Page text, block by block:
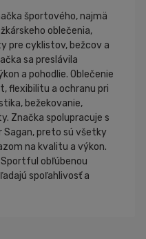
športového, najmä
oblečenia,
pre cyklistov, bežcov a
sa preslávila
a pohodlie. Oblečenie
flexibilitu a ochranu pri
bežekovanie,
Značka spolupracuje s
preto sú všetky
na kvalitu a výkon.
obľúbenou
spoľahlivosť a